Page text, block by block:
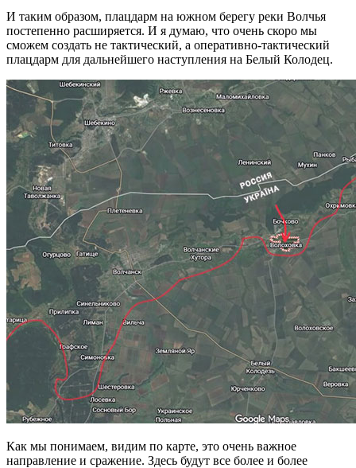
И таким образом, плацдарм на южном берегу реки Волчья
постепенно расширяется. И я думаю, что очень скоро мы
сможем создать не тактический, а оперативно-тактический
плацдарм для дальнейшего наступления на Белый Колодец.
Как мы понимаем, видим по карте, это очень важное
направление и сражение. Здесь будут все более и более